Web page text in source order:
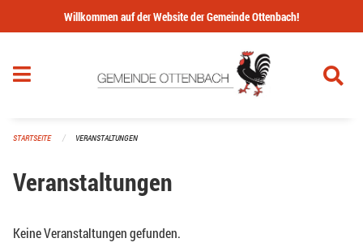
Navigation überspringen
Willkommen auf der Website der Gemeinde Ottenbach!
STARTSEITE VERANSTALTUNGEN
Veranstaltungen
Keine Veranstaltungen gefunden.